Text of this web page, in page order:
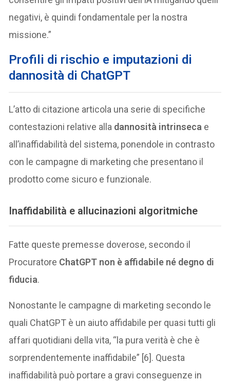
negativi, è quindi fondamentale per la nostra
missione.”
Profili di rischio e imputazioni di
dannosità di ChatGPT
L’atto di citazione articola una serie di specifiche
contestazioni relative alla dannosità intrinseca e
all’inaffidabilità del sistema, ponendole in contrasto
con le campagne di marketing che presentano il
prodotto come sicuro e funzionale.
Inaffidabilità e allucinazioni algoritmiche
Fatte queste premesse doverose, secondo il
Procuratore ChatGPT non è affidabile né degno di
fiducia.
Nonostante le campagne di marketing secondo le
quali ChatGPT è un aiuto affidabile per quasi tutti gli
affari quotidiani della vita, “la pura verità è che è
sorprendentemente inaffidabile” [6]. Questa
inaffidabilità può portare a gravi conseguenze in